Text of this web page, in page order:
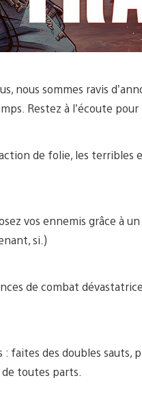
nous sommes ravis
Restez à l’écoute pour
de folie, les
vos ennemis grâce à
si.)
de combat
faites des doubles sauts,
toutes parts.